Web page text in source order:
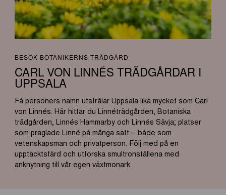
BESÖK BOTANIKERNS TRÄDGÅRD
CARL VON LINNÉS TRÄDGÅRDAR I
UPPSALA
Få personers namn utstrålar Uppsala lika mycket som Carl
von Linnés. Härhittardu Linnéträdgården, Botaniska
trädgården, Linnés Hammarby och Linnés Sävja; platser
som präglade Linné på många sätt – både som
vetenskapsman och privatperson. Följ med på en
upptäcktsfärd och utforska smultronställena med
anknytning till vår egen växtmonark.